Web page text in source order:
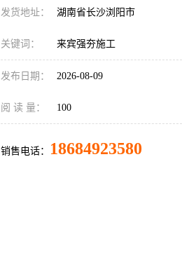
发货地址： 湖南省长沙浏阳市
关键词： 来宾强夯施工
发布日期： 2026-08-09
阅 读 量： 100
销售电话： 18684923580